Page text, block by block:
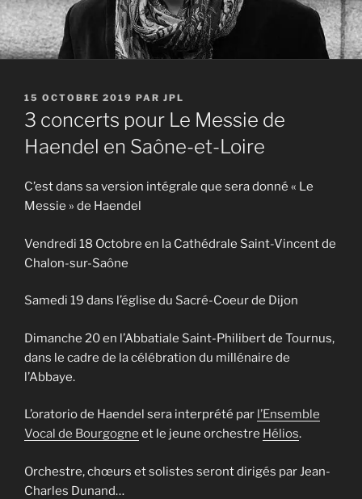
PUBLIÉ
LE
15 OCTOBRE 2019 PAR JPL
3 concerts pour Le Messie de
Haendel en Saône-et-Loire
C’est dans sa version intégrale que sera donné « Le
Messie » de Haendel
Vendredi 18 Octobre en la Cathédrale Saint-Vincent de
Chalon-sur-Saône
Samedi 19 dans l’église du Sacré-Coeur de Dijon
Dimanche 20 en l’Abbatiale Saint-Philibert de Tournus,
dans le cadre de la célébration du millénaire de
l’Abbaye.
L’oratorio de Haendel sera interprété par l’Ensemble
Vocal de Bourgogne et le jeune orchestre Hélios.
Orchestre, chœurs et solistes seront dirigés par Jean-
Charles Dunand…